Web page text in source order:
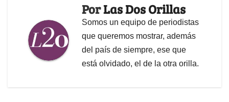
PorLas Dos Orillas
Somos un equipo de periodistas
que queremos mostrar, además
del país de siempre, ese que
está olvidado, el de la otra orilla.